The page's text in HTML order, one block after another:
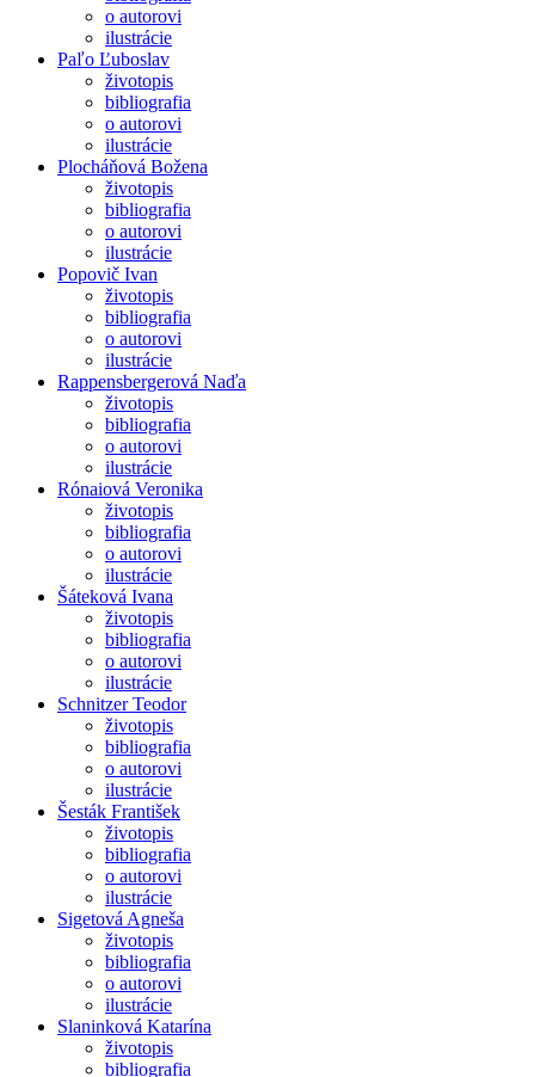
o autorovi
ilustrácie
Paľo Ľuboslav
životopis
bibliografia
o autorovi
ilustrácie
Plocháňová Božena
životopis
bibliografia
o autorovi
ilustrácie
Popovič Ivan
životopis
bibliografia
o autorovi
ilustrácie
Rappensbergerová Naďa
životopis
bibliografia
o autorovi
ilustrácie
Rónaiová Veronika
životopis
bibliografia
o autorovi
ilustrácie
Šáteková Ivana
životopis
bibliografia
o autorovi
ilustrácie
Schnitzer Teodor
životopis
bibliografia
o autorovi
ilustrácie
Šesták František
životopis
bibliografia
o autorovi
ilustrácie
Sigetová Agneša
životopis
bibliografia
o autorovi
ilustrácie
Slaninková Katarína
životopis
bibliografia